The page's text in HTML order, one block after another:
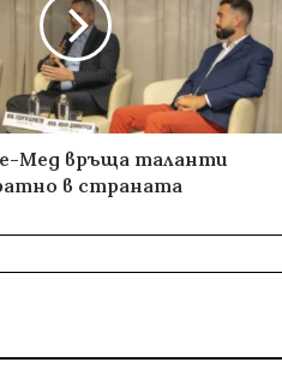
Мед връща таланти
в страната